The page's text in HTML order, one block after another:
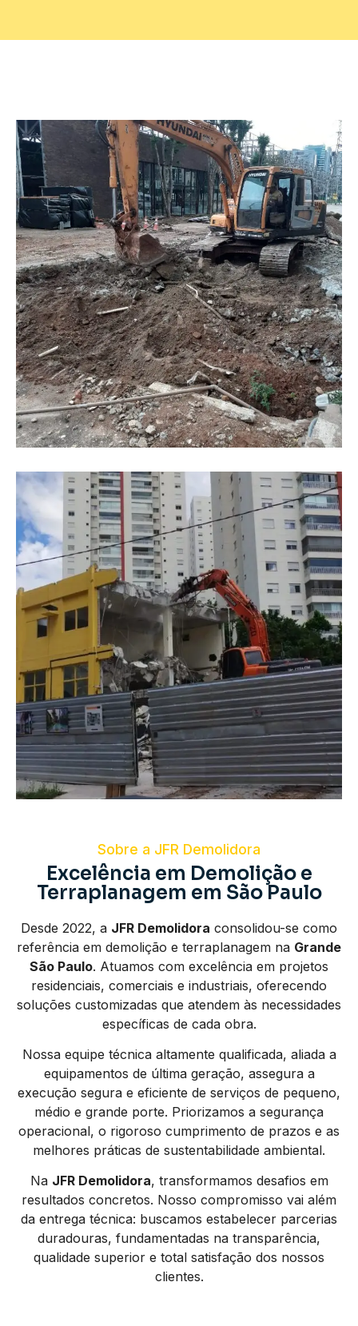
Sobre a JFR Demolidora
Excelência em Demolição e
Terraplanagem em São Paulo
Desde 2022, a JFR Demolidora consolidou-se como
referência em demolição e terraplanagem na Grande
São Paulo. Atuamos com excelência em projetos
residenciais, comerciais e industriais, oferecendo
soluções customizadas que atendem às necessidades
específicas de cada obra.
Nossa equipe técnica altamente qualificada, aliada a
equipamentos de última geração, assegura a
execução segura e eficiente de serviços de pequeno,
médio e grande porte. Priorizamos a segurança
operacional, o rigoroso cumprimento de prazos e as
melhores práticas de sustentabilidade ambiental.
Na JFR Demolidora, transformamos desafios em
resultados concretos. Nosso compromisso vai além
da entrega técnica: buscamos estabelecer parcerias
duradouras, fundamentadas na transparência,
qualidade superior e total satisfação dos nossos
clientes.